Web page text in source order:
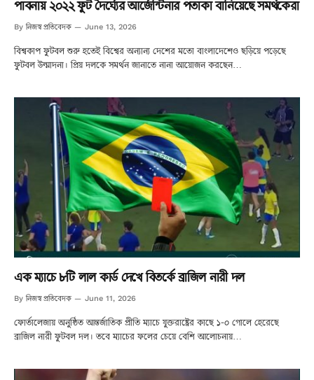
পাবনায় ২০২২ ফুট দৈর্ঘ্যের আর্জেন্টিনার পতাকা বানিয়েছে সমর্থকেরা
By নিজস্ব প্রতিবেদক June 13, 2026
বিশ্বকাপ ফুটবল শুরু হতেই বিশ্বের অন্যান্য দেশের মতো বাংলাদেশেও ছড়িয়ে পড়েছে
ফুটবল উন্মাদনা। প্রিয় দলকে সমর্থন জানাতে নানা আয়োজন করছেন…
এক ম্যাচে ৮টি লাল কার্ড দেখে বিতর্কে ব্রাজিল নারী দল
By নিজস্ব প্রতিবেদক June 11, 2026
ফোর্তালেজায় অনুষ্ঠিত আন্তর্জাতিক প্রীতি ম্যাচে যুক্তরাষ্ট্রের কাছে ১-০ গোলে হেরেছে
ব্রাজিল নারী ফুটবল দল। তবে ম্যাচের ফলের চেয়ে বেশি আলোচনায়…